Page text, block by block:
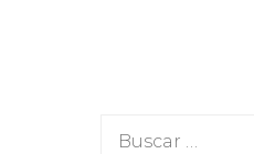
Buscar: